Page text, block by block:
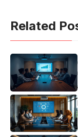
c
e
b
o
o
k
ail
Related